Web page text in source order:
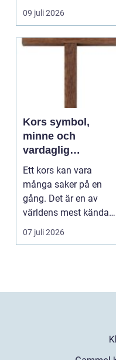
09 juli 2026
Kors symbol,
minne och
vardaglig
påminnelse
Ett kors kan vara
många saker på en
gång. Det är en av
världens mest kända
symboler, djupt
07 juli 2026